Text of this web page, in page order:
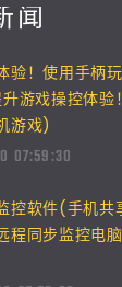
闻
验！使用手柄
游戏操控体验
游戏)
07:59:30
控软件(手机共
程同步监控电